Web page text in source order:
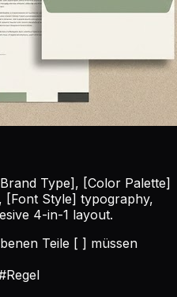
Type], [Color Palette]
[Font Style] typography,
4-in-1 layout.
Teile [ ] müssen